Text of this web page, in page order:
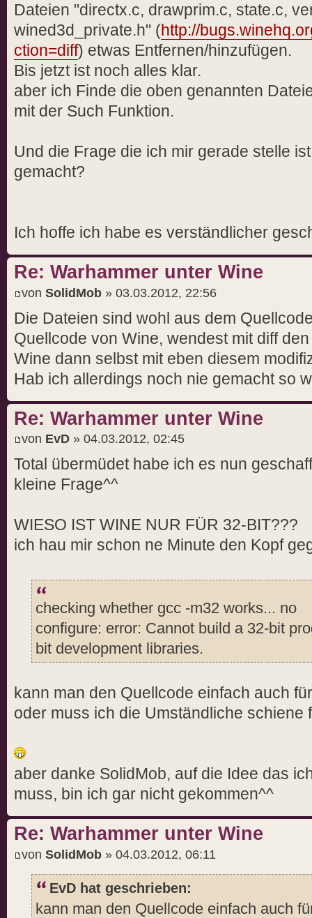
Dateien "directx.c, drawprim.c, state.c,
wined3d_private.h" (http://
ction=diff) etwas Entfernen/hinzufügen.
Bis jetzt ist noch alles klar.
aber ich Finde die oben genannten
mit der Such Funktion.
Und die Frage die ich mir gerade stelle
gemacht?
Ich hoffe ich habe es verständlicher
Re: Warhammer unter Wine
von SolidMob » 03.03.2012, 22:56
Die Dateien sind wohl aus dem
Quellcode von Wine, wendest mit diff
Wine dann selbst mit eben diesem
Hab ich allerdings noch nie gemacht so
Re: Warhammer unter Wine
von EvD » 04.03.2012, 02:45
Total übermüdet habe ich es nun
kleine Frage^^
WIESO IST WINE NUR FÜR 32-BIT???
ich hau mir schon ne Minute den Kopf
checking whether gcc -m32 works... no
configure: error: Cannot build a 32-bit
bit development libraries.
kann man den Quellcode einfach auch
oder muss ich die Umständliche schiene
aber danke SolidMob, auf die Idee das
muss, bin ich gar nicht gekommen^^
Re: Warhammer unter Wine
von SolidMob » 04.03.2012, 06:11
EvD hat geschrieben:
kann man den Quellcode einfach auch